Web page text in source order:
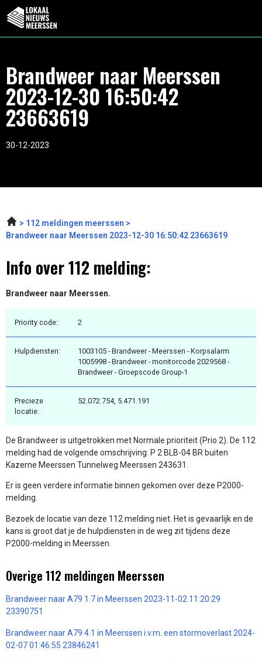
Brandweer naar Meerssen
2023-12-30 16:50:42
23663619
30-12-2023
112 meldingen meerssen
Brandweer naar Meerssen 2023-12-30 16:50:42 23663619
Info over 112 melding:
Brandweer naar Meerssen.
Priority code: 2
Hulpdiensten:
1003105 - Brandweer - Meerssen - Korpsalarm
1005998 - Brandweer - monitorcode 2029568 -
Brandweer - Groepscode Group-1
Precieze
locatie:
52.072.754, 5.471.191
De Brandweer is uitgetrokken met Normale prioriteit (Prio 2). De 112
melding had de volgende omschrijving: P 2 BLB-04 BR buiten
Kazerne Meerssen Tunnelweg Meerssen 243631.
Er is geen verdere informatie binnen gekomen over deze P2000-
melding.
Bezoek de locatie van deze 112 melding niet. Het is gevaarlijk en de
kans is groot dat je de hulpdiensten in de weg zit tijdens deze
P2000-melding in Meerssen.
Overige 112 meldingen Meerssen
Brandweer naar A79 1.7 in Meerssen 2023-11-02 11:20:29
23390751
Brandweer naar A79 4.1 in Meerssen i.v.m. een stormoverlast 2024-
02-07 01:46:55 23846241